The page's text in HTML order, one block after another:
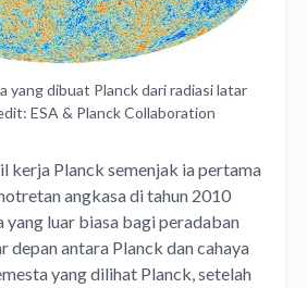
yang dibuat Planck dari radiasi latar
ESA & Planck Collaboration
kerja Planck semenjak ia pertama
angkasa di tahun 2010
luar biasa bagi peradaban
depan antara Planck dan cahaya
yang dilihat Planck, setelah